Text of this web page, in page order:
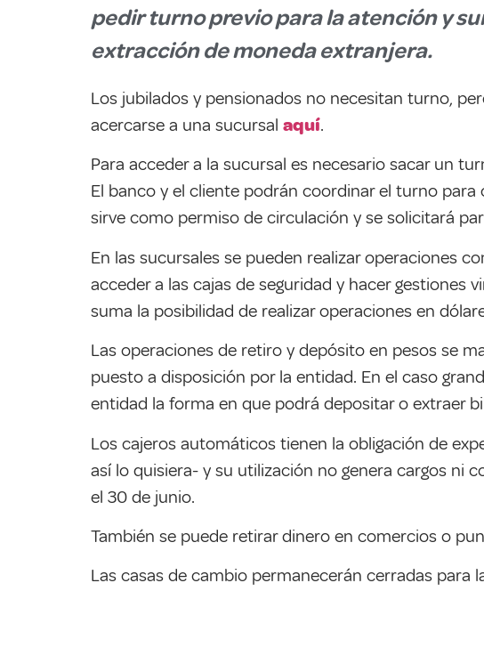
pedir turno previo para la atención y
extracción de moneda extranjera.
Los jubilados y pensionados no necesitan turno,
acercarse a una sucursal aquí.
Para acceder a la sucursal es necesario sacar un
El banco y el cliente podrán coordinar el turno
sirve como permiso de circulación y se solicitará
En las sucursales se pueden realizar operaciones
acceder a las cajas de seguridad y hacer
suma la posibilidad de realizar operaciones en
Las operaciones de retiro y depósito en pesos se
puesto a disposición por la entidad. En el caso
entidad la forma en que podrá depositar o extraer
Los cajeros automáticos tienen la obligación de
así lo quisiera- y su utilización no genera cargos ni
el 30 de junio.
También se puede retirar dinero en comercios o
Las casas de cambio permanecerán cerradas